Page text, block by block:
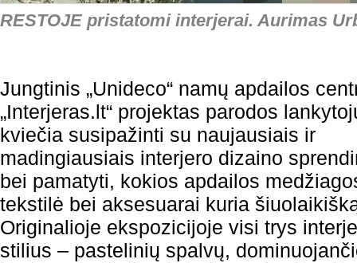
RESTOJE pristatomi interjerai. Aurimas
Jungtinis „Unideco“ namų apdailos
„Interjeras.lt“ projektas parodos
kviečia susipažinti su naujausiais ir
madingiausiais interjero dizaino
bei pamatyti, kokios apdailos
tekstilė bei aksesuarai kuria
Originalioje ekspozicijoje visi trys
stilius – pastelinių spalvų,